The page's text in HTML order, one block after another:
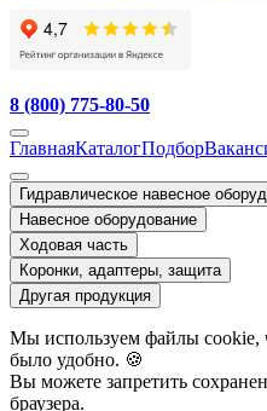
8 (800) 775-80-50
ГлавнаяКаталогПодбор
Гидравлическое навесное
Навесное оборудование
Ходовая часть
Коронки, адаптеры, защита
Другая продукция
Мы используем файлы cookie,
было удобно. 🍪
Вы можете запретить
браузера.